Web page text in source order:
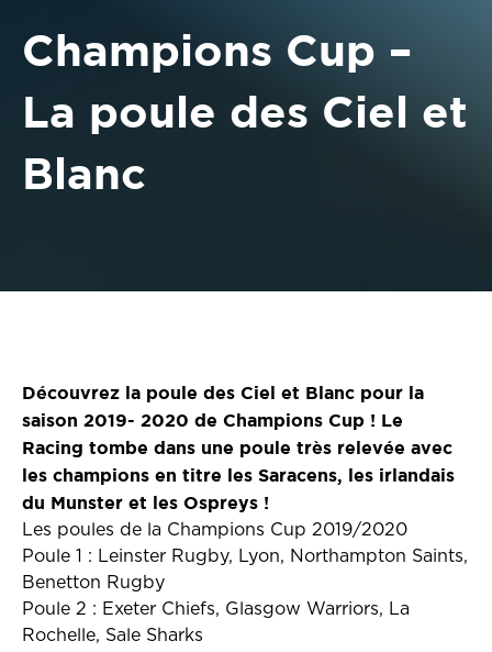
Champions Cup –
La poule des Ciel et
Blanc
Découvrez la poule des Ciel et Blanc pour la
saison 2019- 2020 de Champions Cup ! Le
Racing tombe dans une poule très relevée avec
les champions en titre les Saracens, les irlandais
du Munster et les Ospreys !
Les poules de la Champions Cup 2019/2020
Poule 1 : Leinster Rugby, Lyon, Northampton Saints,
Benetton Rugby
Poule 2 : Exeter Chiefs, Glasgow Warriors, La
Rochelle, Sale Sharks